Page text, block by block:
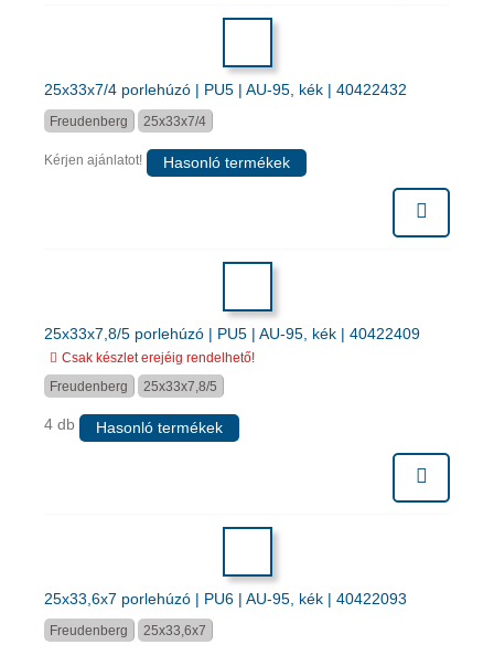
25x33x7/4 porlehúzó | PU5 | AU-95, kék | 40422432
Freudenberg 25x33x7/4
Kérjen ajánlatot! Hasonló termékek
25x33x7,8/5 porlehúzó | PU5 | AU-95, kék | 40422409
Csak készlet erejéig rendelhető!
Freudenberg
25x33x7,8/5
4 db Hasonló termékek
25x33,6x7 porlehúzó | PU6 | AU-95, kék | 40422093
Freudenberg 25x33,6x7